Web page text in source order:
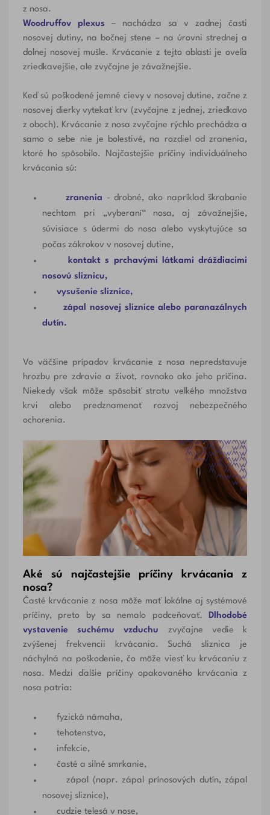
z nosa.
Woodruffov plexus – nachádza sa v zadnej časti
nosovej dutiny, na bočnej stene – na úrovni strednej a
dolnej nosovej mušle. Krvácanie z tejto oblasti je oveľa
zriedkavejšie, ale zvyčajne je závažnejšie.
Keď sú poškodené jemné cievy v nosovej dutine, začne z
nosovej dierky vytekať krv (zvyčajne z jednej, zriedkavo
z oboch). Krvácanie z nosa zvyčajne rýchlo prechádza a
samo o sebe nie je bolestivé, na rozdiel od zranenia,
ktoré ho spôsobilo. Najčastejšie príčiny individuálneho
krvácania sú:
zranenia - drobné, ako napríklad škrabanie
nechtom pri „vyberaní“ nosa, aj závažnejšie,
súvisiace s údermi do nosa alebo vyskytujúce sa
počas zákrokov v nosovej dutine,
kontakt s prchavými látkami dráždiacimi
nosovú sliznicu,
vysušenie sliznice,
zápal nosovej sliznice alebo paranazálnych
dutín.
Vo väčšine prípadov krvácanie z nosa nepredstavuje
hrozbu pre zdravie a život, rovnako ako jeho príčina.
Niekedy však môže spôsobiť stratu veľkého množstva
krvi alebo predznamenať rozvoj nebezpečného
ochorenia.
Aké sú najčastejšie príčiny krvácania z
nosa?
Časté krvácanie z nosa môže mať lokálne aj systémové
príčiny, preto by sa nemalo podceňovať.Dlhodobé
vystavenie suchému vzduchu zvyčajne vedie k
zvýšenej frekvencii krvácania. Suchá sliznica je
náchylná na poškodenie, čo môže viesť ku krvácaniu z
nosa. Medzi ďalšie príčiny opakovaného krvácania z
nosa patria:
fyzická námaha,
tehotenstvo,
infekcie,
časté a silné smrkanie,
zápal (napr. zápal prínosových dutín, zápal
nosovej sliznice),
cudzie telesá v nose,